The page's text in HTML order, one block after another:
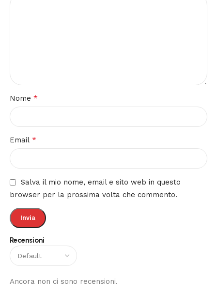
Recensioni
Ancora non ci sono recensioni.
Nome *
Email *
Salva il mio nome, email e sito web in questo
browser per la prossima volta che commento.